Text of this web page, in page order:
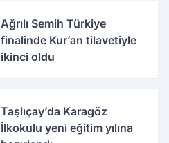
Ağrılı Semih Türkiye
finalinde Kur’an tilavetiyle
ikinci oldu
Taşlıçay’da Karagöz
İlkokulu yeni eğitim yılına